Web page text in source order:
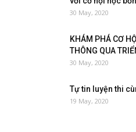
30 May, 2020
KHÁM PHÁ CƠ
THÔNG QUA
30 May, 2020
Tự tin luyện thi
19 May, 2020